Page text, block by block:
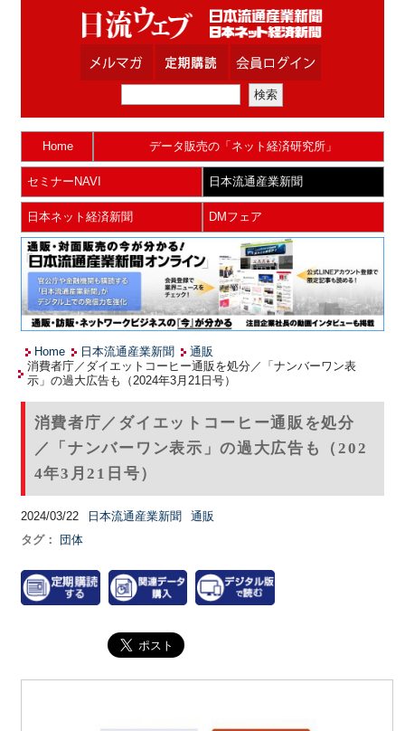
Home データ販売の「ネット経済研究所」
セミナーNAVI 日本流通産業新聞
日本ネット経済新聞 DMフェア
Home 日本流通産業新聞
通販
消費者庁／ダイエットコーヒー通販を処分／「ナンバーワン表
示」の過大広告も（2024年3月21日号）
消費者庁／ダイエットコーヒー通販を処分
／「ナンバーワン表示」の過大広告も（202
4年3月21日号）
2024/03/22 日本流通産業新聞
通販
タグ：
団体